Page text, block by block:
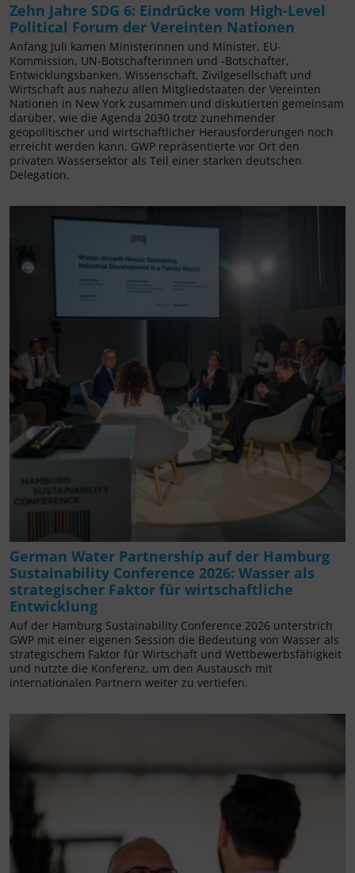
Zehn Jahre SDG 6: Eindrücke vom High-Level
Political Forum der Vereinten Nationen
Anfang Juli kamen Ministerinnen und Minister, EU-
Kommission, UN-Botschafterinnen und -Botschafter,
Entwicklungsbanken, Wissenschaft, Zivilgesellschaft und
Wirtschaft aus nahezu allen Mitgliedstaaten der Vereinten
Nationen in New York zusammen und diskutierten gemeinsam
darüber, wie die Agenda 2030 trotz zunehmender
geopolitischer und wirtschaftlicher Herausforderungen noch
erreicht werden kann. GWP repräsentierte vor Ort den
privaten Wassersektor als Teil einer starken deutschen
Delegation.
German Water Partnership auf der Hamburg
Sustainability Conference 2026: Wasser als
strategischer Faktor für wirtschaftliche
Entwicklung
Auf der Hamburg Sustainability Conference 2026 unterstrich
GWP mit einer eigenen Session die Bedeutung von Wasser als
strategischem Faktor für Wirtschaft und Wettbewerbsfähigkeit
und nutzte die Konferenz, um den Austausch mit
internationalen Partnern weiter zu vertiefen.